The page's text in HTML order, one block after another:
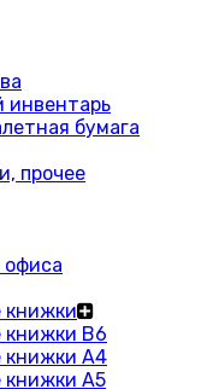
инвентарь
бумага
прочее
книжки
книжки В6
книжки A4
книжки А5